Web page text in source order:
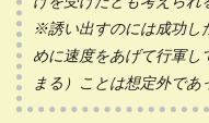
※誘い出すのには成功し
めに速度をあげて行軍し
まる）ことは想定外であ